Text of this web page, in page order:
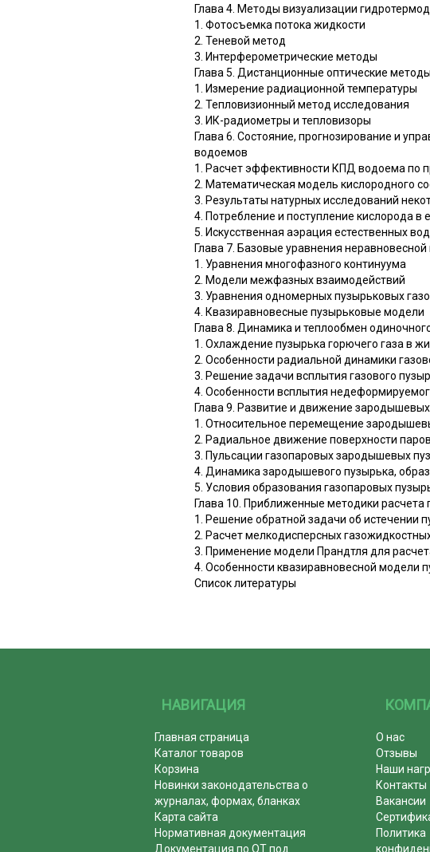
Глава 4. Методы визуализации
1. Фотосъемка потока жидкости
2. Теневой метод
3. Интерферометрические методы
Глава 5. Дистанционные оптические
1. Измерение радиационной температуры
2. Тепловизионный метод исследования
3. ИК-радиометры и тепловизоры
Глава 6. Состояние, прогнозирование и
водоемов
1. Расчет эффективности КПД водоема по
2. Математическая модель кислородного
3. Результаты натурных исследований
4. Потребление и поступление кислорода в
5. Искусственная аэрация естественных
Глава 7. Базовые уравнения
1. Уравнения многофазного континуума
2. Модели межфазных взаимодействий
3. Уравнения одномерных пузырьковых
4. Квазиравновесные пузырьковые модели
Глава 8. Динамика и теплообмен
1. Охлаждение пузырька горючего газа в
2. Особенности радиальной динамики
3. Решение задачи всплытия газового
4. Особенности всплытия
Глава 9. Развитие и движение
1. Относительное перемещение
2. Радиальное движение поверхности
3. Пульсации газопаровых зародышевых
4. Динамика зародышевого пузырька,
5. Условия образования газопаровых
Глава 10. Приближенные методики расчета
1. Решение обратной задачи об истечении
2. Расчет мелкодисперсных
3. Применение модели Прандтля для
4. Особенности квазиравновесной модели
Список литературы
НАВИГАЦИЯ
Главная страница
Каталог товаров
Корзина
Новинки законодательства о
журналах, формах, бланках
Карта сайта
Нормативная документация
Документация по ОТ под
О нас
Отзывы
Наши
Контакты
Вакансии
Политика